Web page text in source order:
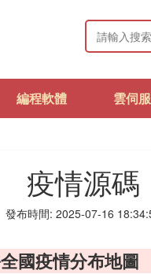
編程軟體 雲伺
疫情源碼
發布時間: 2025-07-16
國疫情分布地圖